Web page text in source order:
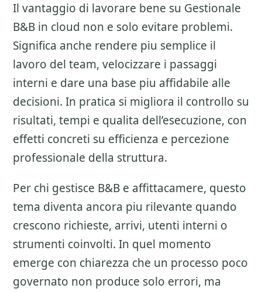
Il vantaggio di lavorare bene su Gestionale
B&B in cloud non e solo evitare problemi.
Significa anche rendere piu semplice il
lavoro del team, velocizzare i passaggi
interni e dare una base piu affidabile alle
decisioni. In pratica si migliora il controllo su
risultati, tempi e qualita dell’esecuzione, con
effetti concreti su efficienza e percezione
professionale della struttura.
Per chi gestisce B&B e affittacamere, questo
tema diventa ancora piu rilevante quando
crescono richieste, arrivi, utenti interni o
strumenti coinvolti. In quel momento
emerge con chiarezza che un processo poco
governato non produce solo errori, ma